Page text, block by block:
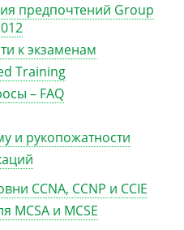
предпочтений Group
к экзаменам
Training
– FAQ
и рукопожатности
CCNA, CCNP и CCIE
MCSA и MCSE